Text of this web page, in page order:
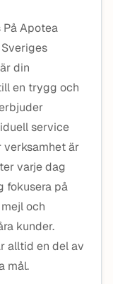
På Apotea
din
en trygg och
service
verksamhet är
varje dag
fokusera på
och
kunder.
alltid en del av
mål.